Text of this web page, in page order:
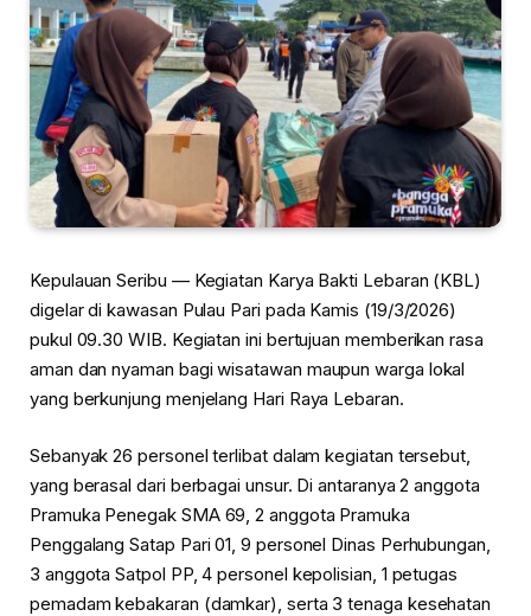
Kepulauan Seribu — Kegiatan Karya Bakti Lebaran (KBL)
digelar di kawasan Pulau Pari pada Kamis (19/3/2026)
pukul 09.30 WIB. Kegiatan ini bertujuan memberikan rasa
aman dan nyaman bagi wisatawan maupun warga lokal
yang berkunjung menjelang Hari Raya Lebaran.
Sebanyak 26 personel terlibat dalam kegiatan tersebut,
yang berasal dari berbagai unsur. Di antaranya 2 anggota
Pramuka Penegak SMA 69, 2 anggota Pramuka
Penggalang Satap Pari 01, 9 personel Dinas Perhubungan,
3 anggota Satpol PP, 4 personel kepolisian, 1 petugas
pemadam kebakaran (damkar), serta 3 tenaga kesehatan